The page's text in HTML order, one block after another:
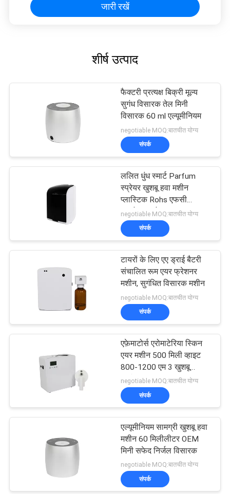
जारी रखें
शीर्ष उत्पाद
फैक्टरी प्रत्यक्ष बिक्री मूल्य
सुगंध विसारक तेल मिनी
विसारक 60 ml एल्यूमीनियम
negotiable MOQ:बातचीत योग्य
संपर्क
ललित धुंध स्मार्ट Parfum
स्प्रेयर खुशबू हवा मशीन
प्लास्टिक Rohs एफसी
अनुमोदन अरोमा
negotiable MOQ:बातचीत योग्य
संपर्क
टायरों के लिए एए ड्राई बैटरी
संचालित रूम एयर फ्रेशनर
मशीन, सुगंधित विसारक मशीन
negotiable MOQ:बातचीत योग्य
संपर्क
एफ़ेमाटोर्स एरोमाटेरिया स्किन
एयर मशीन 500 मिली व्हाइट
800-1200 एम 3 खुशबू
कवरेज
negotiable MOQ:बातचीत योग्य
संपर्क
एल्यूमीनियम सामग्री खुशबू हवा
मशीन 60 मिलीलीटर OEM
मिनी सफेद निर्जल विसारक
negotiable MOQ:बातचीत योग्य
संपर्क